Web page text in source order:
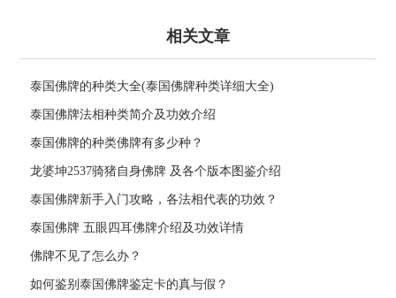
相关文章
泰国佛牌的种类大全(泰国佛牌种类详细大全)
泰国佛牌法相种类简介及功效介绍
泰国佛牌的种类佛牌有多少种？
龙婆坤2537骑猪自身佛牌 及各个版本图鉴介绍
泰国佛牌新手入门攻略，各法相代表的功效？
泰国佛牌 五眼四耳佛牌介绍及功效详情
佛牌不见了怎么办？
如何鉴别泰国佛牌鉴定卡的真与假？